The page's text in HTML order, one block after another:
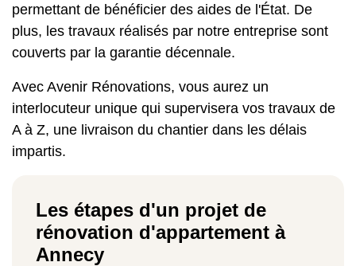
permettant de bénéficier des aides de l'État. De
plus, les travaux réalisés par notre entreprise sont
couverts par la garantie décennale.
Avec Avenir Rénovations, vous aurez un
interlocuteur unique qui supervisera vos travaux de
A à Z, une livraison du chantier dans les délais
impartis.
Les étapes d'un projet de
rénovation d'appartement à
Annecy